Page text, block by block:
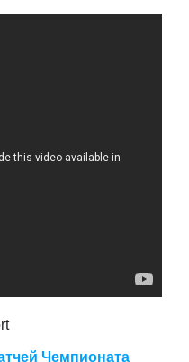
Чемпионата